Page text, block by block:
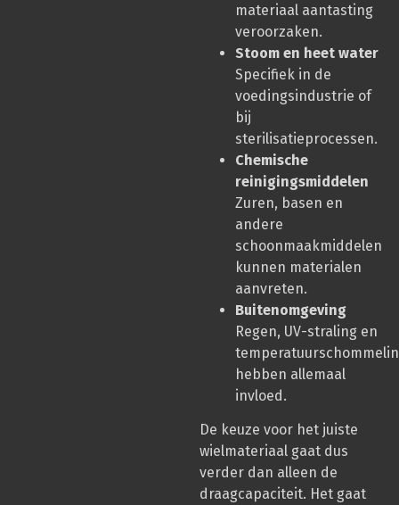
materiaal aantasting
veroorzaken.
Stoom en heet water
Specifiek in de
voedingsindustrie of
bij
sterilisatieprocessen.
Chemische
reinigingsmiddelen
Zuren, basen en
andere
schoonmaakmiddelen
kunnen materialen
aanvreten.
Buitenomgeving
Regen, UV-straling en
hebben allemaal
invloed.
De keuze voor het juiste
wielmateriaal gaat dus
verder dan alleen de
draagcapaciteit. Het gaat